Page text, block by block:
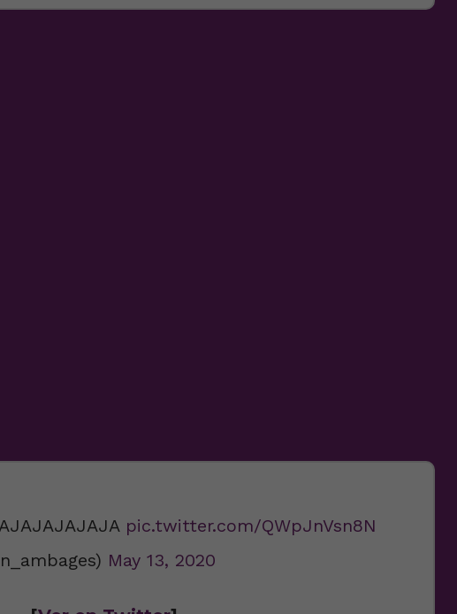
pic.twitter.com/QWpJnVsn8N
May 13, 2020